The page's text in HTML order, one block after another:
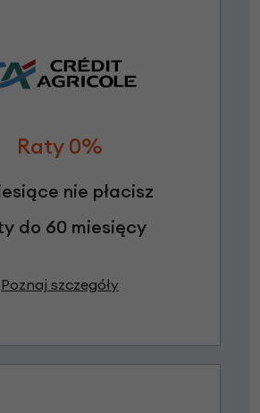
Raty 0%
nie płacisz
do 60 miesięcy
Poznaj szczegóły